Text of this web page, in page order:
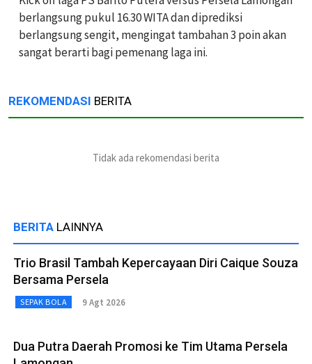
berlangsung pukul 16.30 WITA dan diprediksi
berlangsung sengit, mengingat tambahan 3 poin akan
sangat berarti bagi pemenang laga ini.
REKOMENDASI BERITA
Tidak ada rekomendasi berita
BERITA LAINNYA
Trio Brasil Tambah Kepercayaan Diri Caique Souza
Bersama Persela
SEPAK BOLA 9 Agt 2026
Dua Putra Daerah Promosi ke Tim Utama Persela